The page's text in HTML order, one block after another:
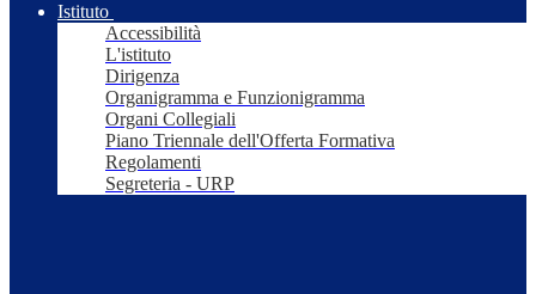
Istituto
Accessibilità
L'istituto
Dirigenza
Organigramma e Funzionigramma
Organi Collegiali
Piano Triennale dell'Offerta Formativa
Regolamenti
Segreteria - URP